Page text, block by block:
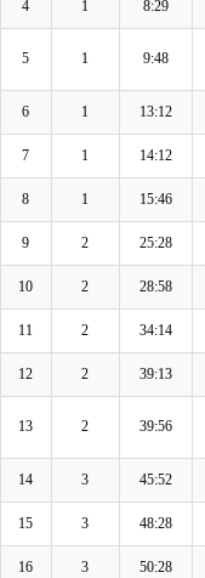
4 1 8:29
5 1 9:48
6 1 13:12
7 1 14:12
8 1 15:46
9 2 25:28
10 2 28:58
11 2 34:14
12 2 39:13
13 2 39:56
14 3 45:52
15 3 48:28
16 3 50:28